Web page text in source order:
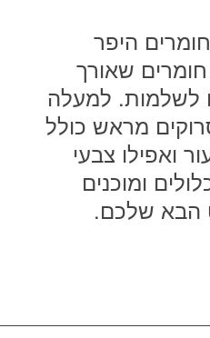
היפר
שאורך
לשלמות. למעלה
סרוקים מראש כולל
ואפילו צבעי
ומוכנים
הבא שלכם.